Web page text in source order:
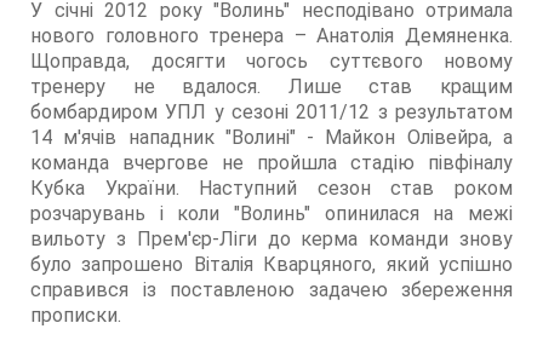
У січні 2012 року "Волинь" несподівано отримала
нового головного тренера – Анатолія Демяненка.
Щоправда, досягти чогось суттєвого новому
тренеру не вдалося. Лише став кращим
бомбардиром УПЛ у сезоні 2011/12 з результатом
14 м'ячів нападник "Волині" - Майкон Олівейра, а
команда вчергове не пройшла стадію півфіналу
Кубка України. Наступний сезон став роком
розчарувань і коли "Волинь" опинилася на межі
вильоту з Прем'єр-Ліги до керма команди знову
було запрошено Віталія Кварцяного, який успішно
справився із поставленою задачею збереження
прописки.